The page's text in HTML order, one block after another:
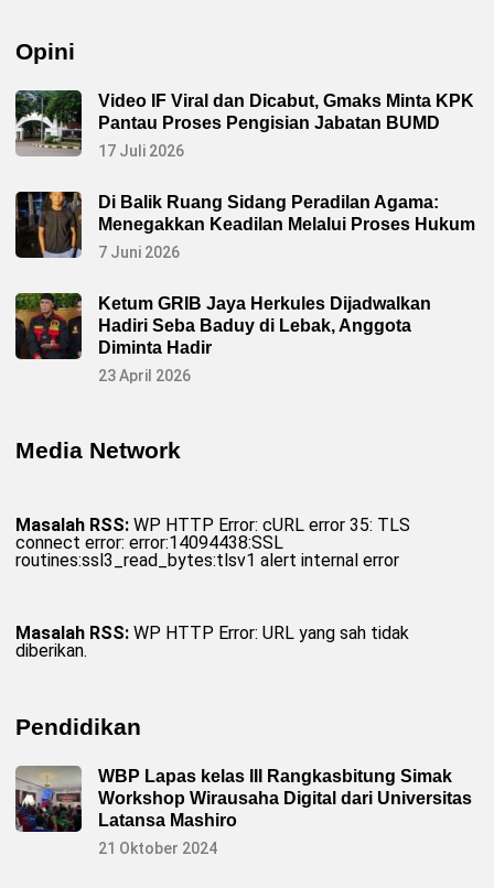
Opini
Video IF Viral dan Dicabut, Gmaks Minta KPK
Pantau Proses Pengisian Jabatan BUMD
17 Juli 2026
Di Balik Ruang Sidang Peradilan Agama:
Menegakkan Keadilan Melalui Proses Hukum
7 Juni 2026
Ketum GRIB Jaya Herkules Dijadwalkan
Hadiri Seba Baduy di Lebak, Anggota
Diminta Hadir
23 April 2026
Media Network
Masalah RSS: WP HTTP Error: cURL error 35: TLS
connect error: error:14094438:SSL
routines:ssl3_read_bytes:tlsv1 alert internal error
Masalah RSS: WP HTTP Error: URL yang sah tidak
diberikan.
Pendidikan
WBP Lapas kelas III Rangkasbitung Simak
Workshop Wirausaha Digital dari Universitas
Latansa Mashiro
21 Oktober 2024